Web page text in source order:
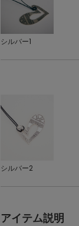
シルバー1
シルバー2
アイテム説明